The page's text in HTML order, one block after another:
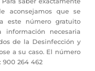
aconsejamos que se
este número gratuito
necesaria
de la Desinfección y
a su caso. El número
264 462